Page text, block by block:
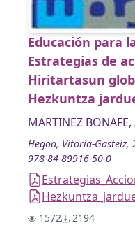
Educación para
Estrategias de
Hiritartasun
Hezkuntza
MARTINEZ
Hegoa, Vitoria-Gasteiz,
978-84-89916-50-0
1572 2194